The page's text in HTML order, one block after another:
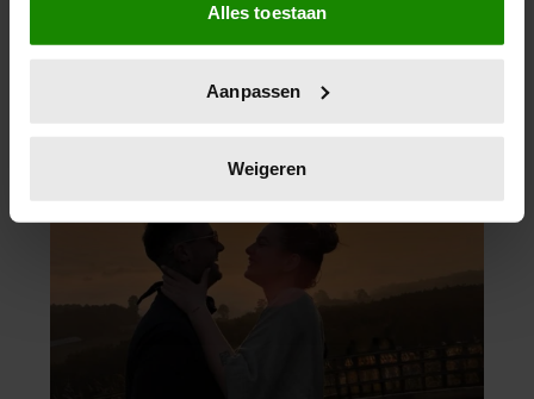
Informatie verzamelen over uw geografische
locatie, die tot een paar meter nauwkeurig kan zijn
scannen op specifieke eigenschappen (fingerprinting)
verwerkt en stel uw voorkeuren in het
intrekken in de Cookieverklaring.
We gebruiken cookies om content en advertenties te
personaliseren, om functies voor social media te bieden
informatie over uw gebruik van onze site met onze
Alles toestaan
Aanpassen
Weigeren